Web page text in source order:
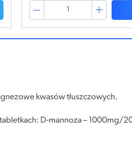
kwasów tłuszczowych.
D-mannoza – 1000mg/